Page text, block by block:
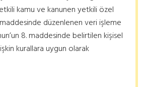
kamu ve kanunen yetkili özel
maddesinde düzenlenen veri işleme
8. maddesinde belirtilen kişisel
kurallara uygun olarak